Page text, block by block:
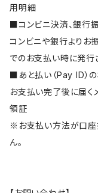
用明細
■コンビニ決済、銀行
コンビニや銀行よりお
でのお支払い時に発行
■あと払い（Pay ID）
お支払い完了後に届く
領証
※お支払い方法が口座
ん。